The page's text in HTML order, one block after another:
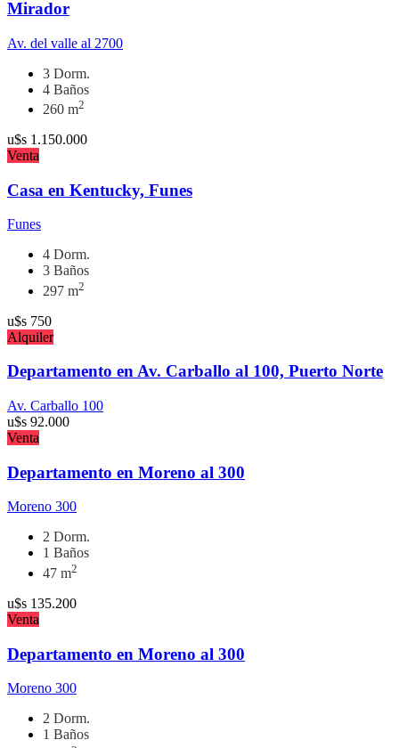
Mirador
Av. del valle al 2700
3 Dorm.
4 Baños
260 m2
u$s 1.150.000
Venta
Casa en Kentucky, Funes
Funes
4 Dorm.
3 Baños
297 m2
u$s 750
Alquiler
Departamento en Av. Carballo al 100, Puerto Norte
Av. Carballo 100
u$s 92.000
Venta
Departamento en Moreno al 300
Moreno 300
2 Dorm.
1 Baños
47 m2
u$s 135.200
Venta
Departamento en Moreno al 300
Moreno 300
2 Dorm.
1 Baños